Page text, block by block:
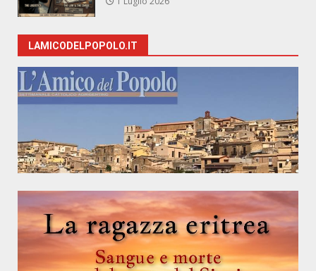
LAMICODELPOPOLO.IT